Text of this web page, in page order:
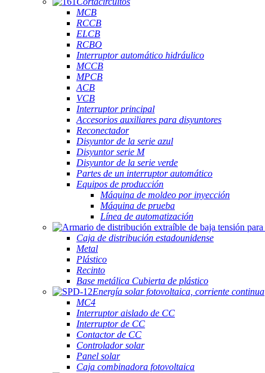
MCB
RCCB
ELCB
RCBO
Interruptor automático hidráulico
MCCB
MPCB
ACB
VCB
Interruptor principal
Accesorios auxiliares para disyuntores
Reconectador
Disyuntor de la serie azul
Disyuntor serie M
Disyuntor de la serie verde
Partes de un interruptor automático
Equipos de producción
Máquina de moldeo por inyección
Máquina de prueba
Línea de automatización
Caja de distribución estadounidense
Metal
Plástico
Recinto
Base metálica Cubierta de plástico
Energía solar fotovoltaica, corriente continua
MC4
Interruptor aislado de CC
Interruptor de CC
Contactor de CC
Controlador solar
Panel solar
Caja combinadora fotovoltaica